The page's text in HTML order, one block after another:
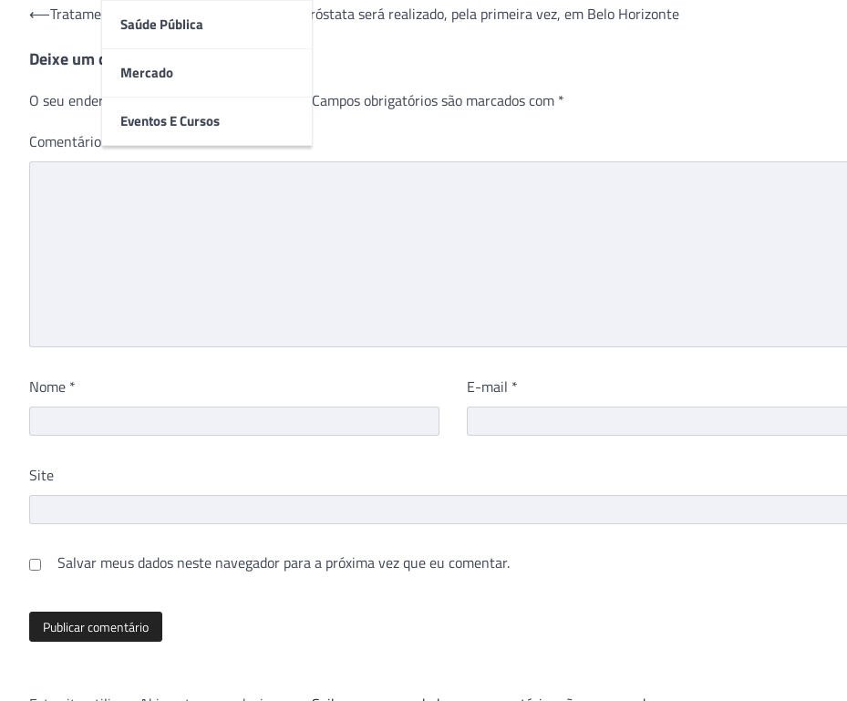
Saúde Pública
Mercado
Eventos E Cursos
Navegação
Post
⟵Tratamento inovador para o aumento da próstata será realizado, pela primeira vez, em Belo Horizonte
Deixe um comentário
O seu endereço de e-mail não será publicado. Campos obrigatórios são marcados com *
Comentário*
Nome * E-mail *
Site
Salvar meus dados neste navegador para a próxima vez que eu comentar.